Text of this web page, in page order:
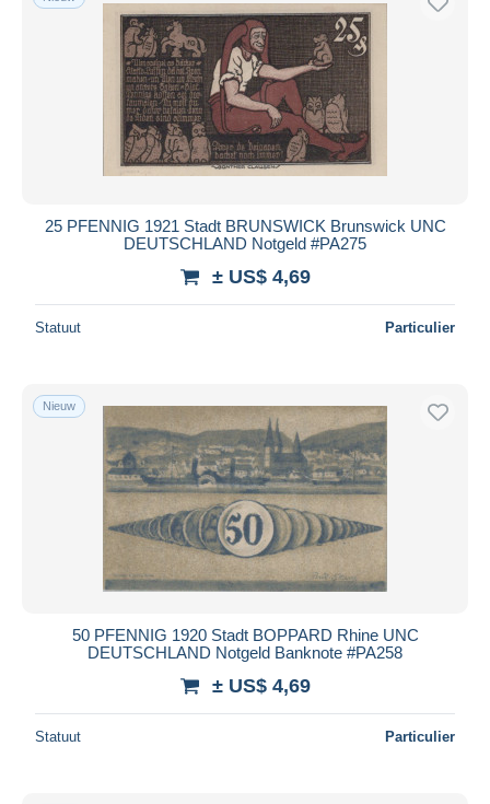
25 PFENNIG 1921 Stadt BRUNSWICK Brunswick UNC
DEUTSCHLAND Notgeld #PA275
± US$ 4,69
Statuut Particulier
Nieuw
50 PFENNIG 1920 Stadt BOPPARD Rhine UNC
DEUTSCHLAND Notgeld Banknote #PA258
± US$ 4,69
Statuut Particulier